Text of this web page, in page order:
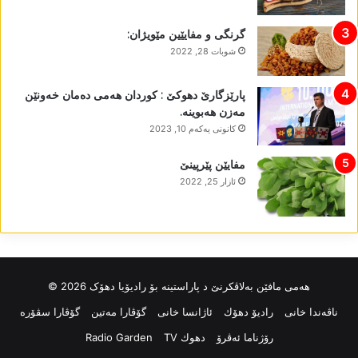
گرنگی و مفایێین مێویژان:
شوبات 28, 2022
پارێزگارێ دھوکێ : کوردان ھەمی دەمان خەونێن
مەزن ھەبوینە.
كانونی یه‌كه‌م 10, 2023
مفایێن پێرپینێ
ئازار 25, 2022
ھەمی مافێن بەلاڤکرنێ د پاراستینە بۆ رادیۆیا دھۆک 2026 ©
ناڤه‌ندا خانی
رادیۆ دهۆك ئاژانسا خانی گۆڤارا مەتین
گۆڤارا سڤۆرە
رۆژناما ئەڤرۆ
دهوك TV Radio Garden